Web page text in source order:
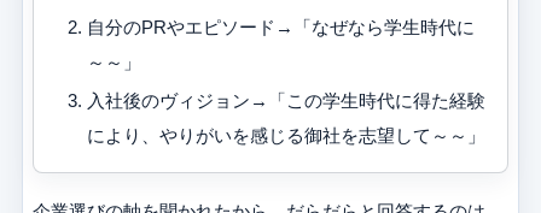
自分のPRやエピソード→「なぜなら学生時代に
～～」
入社後のヴィジョン→「この学生時代に得た経験
により、やりがいを感じる御社を志望して～～」